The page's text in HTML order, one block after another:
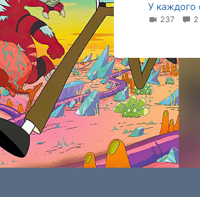
У каждого
237 2